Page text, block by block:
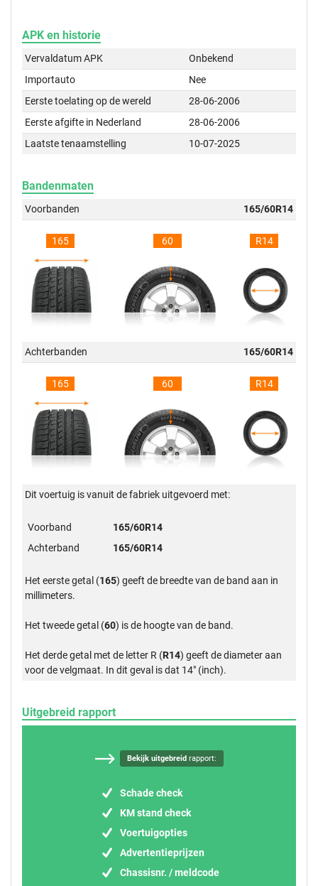
APK en historie
Vervaldatum APK
Onbekend
Importauto
Nee
Eerste toelating op de wereld
28-06-2006
Eerste afgifte in Nederland
28-06-2006
Laatste tenaamstelling
10-07-2025
Bandenmaten
Voorbanden 165/60R14
165 60 R14
Achterbanden 165/60R14
165 60 R14
Dit voertuig is vanuit de fabriek uitgevoerd met:
Voorband
165/60R14
Achterband
165/60R14
Het eerste getal (165) geeft de breedte van de band aan in
millimeters.
Het tweede getal (60) is de hoogte van de band.
Het derde getal met de letter R (R14) geeft de diameter aan
voor de velgmaat. In dit geval is dat 14" (inch).
Uitgebreid rapport
Bekijk uitgebreid rapport:
Schade check
KM stand check
Voertuigopties
Advertentieprijzen
Chassisnr. / meldcode